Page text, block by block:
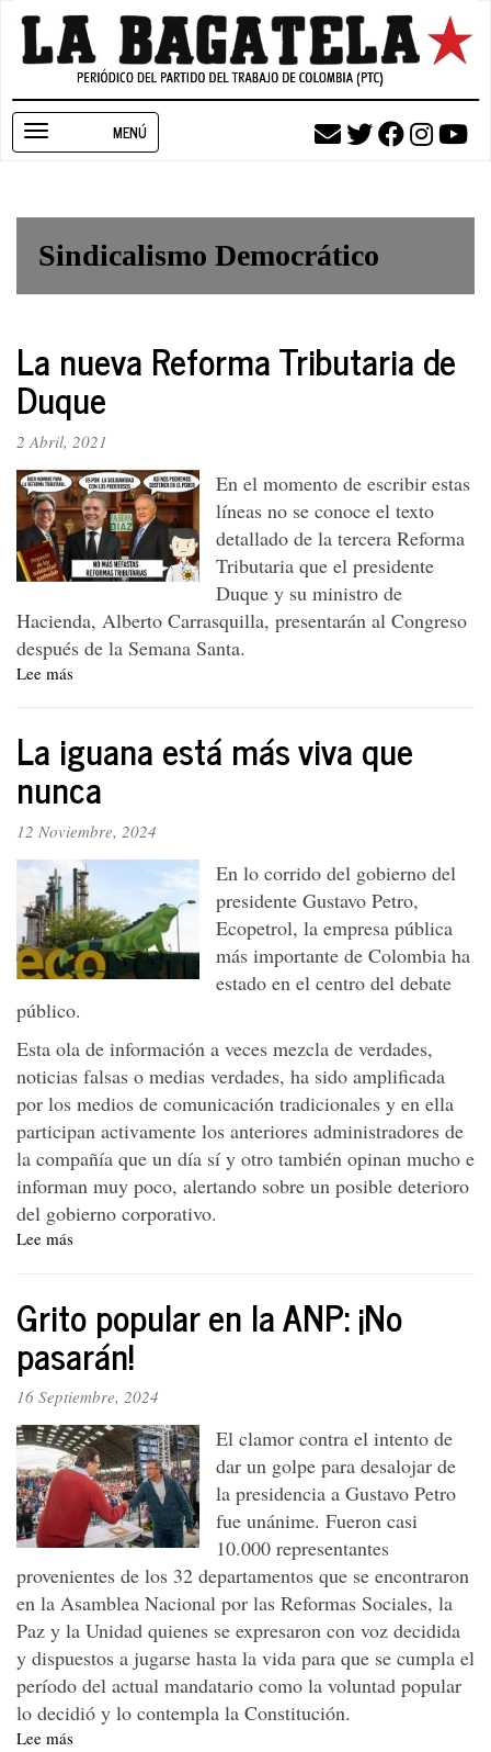
Pasar
contenido
navigation
Sindicalismo Democrático
La nueva Reforma Tributaria de
Duque
2 Abril, 2021
En el momento de escribir estas
líneas no se conoce el texto
detallado de la tercera Reforma
Tributaria que el presidente
Duque y su ministro de
Hacienda, Alberto Carrasquilla, presentarán al Congreso
después de la Semana Santa.
Lee más
Reforma
Tributaria
de
Duque
La iguana está más viva que
nunca
12 Noviembre, 2024
En lo corrido del gobierno del
presidente Gustavo Petro,
Ecopetrol, la empresa pública
más importante de Colombia ha
estado en el centro del debate
público.
Esta ola de información a veces mezcla de verdades,
noticias falsas o medias verdades, ha sido amplificada
por los medios de comunicación tradicionales y en ella
participan activamente los anteriores administradores de
la compañía que un día sí y otro también opinan mucho e
informan muy poco, alertando sobre un posible deterioro
del gobierno corporativo.
Lee más
está
más
viva
que
nunca
Grito popular en la ANP: ¡No
pasarán!
16 Septiembre, 2024
El clamor contra el intento de
dar un golpe para desalojar de
la presidencia a Gustavo Petro
fue unánime. Fueron casi
10.000 representantes
provenientes de los 32 departamentos que se encontraron
en la Asamblea Nacional por las Reformas Sociales, la
Paz y la Unidad quienes se expresaron con voz decidida
y dispuestos a jugarse hasta la vida para que se cumpla el
período del actual mandatario como la voluntad popular
lo decidió y lo contempla la Constitución.
Lee más